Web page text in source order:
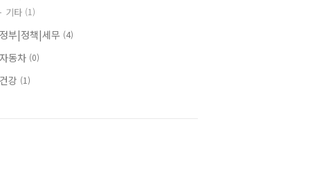
기타 (1)
부|정책|세무 (4)
동차 (0)
강 (1)